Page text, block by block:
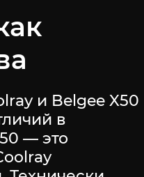
и Belgee X50
в
— это